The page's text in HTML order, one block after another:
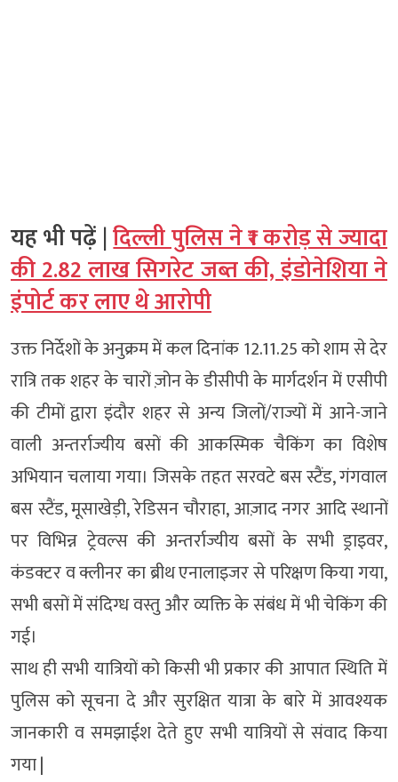
यह भी पढ़ें |दिल्ली पुलिस ने ₹1 करोड़ से ज्यादा
की 2.82 लाख सिगरेट जब्त की, इंडोनेशिया ने
इंपोर्ट कर लाए थे आरोपी
उक्त निर्देशों के अनुक्रम में कल दिनांक 12.11.25 को शाम से देर
रात्रि तक शहर के चारों ज़ोन के डीसीपी के मार्गदर्शन में एसीपी
की टीमों द्वारा इंदौर शहर से अन्य जिलों/राज्यों में आने-जाने
वाली अन्तर्राज्यीय बसों की आकस्मिक चैकिंग का विशेष
अभियान चलाया गया। जिसके तहत सरवटे बस स्टैंड, गंगवाल
बस स्टैंड, मूसाखेड़ी, रेडिसन चौराहा, आज़ाद नगर आदि स्थानों
पर विभिन्न ट्रेवल्स की अन्तर्राज्यीय बसों के सभी ड्राइवर,
कंडक्टर व क्लीनर का ब्रीथ एनालाइजर से परिक्षण किया गया,
सभी बसों में संदिग्ध वस्तु और व्यक्ति के संबंध में भी चेकिंग की
गई।
साथ ही सभी यात्रियों को किसी भी प्रकार की आपात स्थिति में
पुलिस को सूचना दे और सुरक्षित यात्रा के बारे में आवश्यक
जानकारी व समझाईश देते हुए सभी यात्रियों से संवाद किया
गया |